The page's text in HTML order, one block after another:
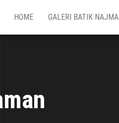
HOME GALERI BATIK NAJMA